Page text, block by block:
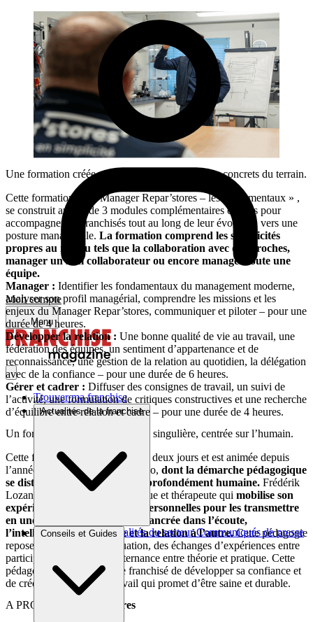
Mon compte
Menu
Trouver ma franchise
Actualités de la franchise
Brèves et actus Actualités du secteur Communiqués de presse
Conseils et Guides
Une formation créée autour des différents enjeux concrets du terrain.
Cette formation « Le Manager Repar’stores – les fondamentaux » ,
se construit autour de 3 modules complémentaires conçus pour
accompagner les franchisés tout au long de leur évolution vers une
posture managériale. La formation comprend les spécificités
propres au réseau tels que la collaboration avec des proches,
manager un seul collaborateur ou encore manager toute une
équipe.
Manager : Identifier les fondamentaux du management moderne,
analyser son profil managérial, comprendre les missions et les
enjeux du Manager Repar’stores, communiquer et piloter – pour une
durée de 4 heures.
Développer la relation : Une bonne qualité de vie au travail, une
fédération des équipes, un sentiment d’appartenance et de
reconnaissance, une gestion de la relation au quotidien, la délégation
avec de la confiance – pour une durée de 6 heures.
Gérer et cadrer : Diffuser des consignes de travail, un suivi de
l’activité, une formulation de critiques constructives et une recherche
d’équilibre entre relation et cadre – pour une durée de 4 heures.
Un formateur avec une approche singulière, centrée sur l’humain.
Cette formation est organisée sur deux jours et est animée depuis
l’année 2019 par Frédérik Lozano, dont la démarche pédagogique
se distingue par sa dimension profondément humaine. Frédérik
Lozano est un ancien psychologue et thérapeute qui mobilise son
expérience des relations interpersonnelles pour les transmettre
en une vision du management ancrée dans l’écoute,
l’intelligence émotionnelle et la relation à l’autre.Cette pédagogie
repose sur des mises en situation, des échanges d’expériences entre
participants ainsi qu’une alternance entre théorie et pratique. Cette
pédagogie permet à chaque franchisé de développer sa confiance et
de créer une relation de travail qui promet d’être saine et durable.
A PROPOS de
Répar’stores